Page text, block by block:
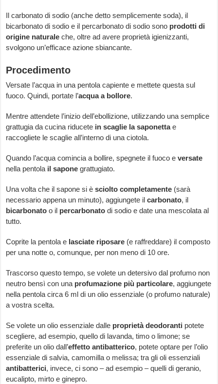
Il carbonato di sodio (anche detto semplicemente soda), il
bicarbonato di sodio e il percarbonato di sodio sono prodotti di
origine naturale che, oltre ad avere proprietà igienizzanti,
svolgono un’efficace azione sbiancante.
Procedimento
Versate l’acqua in una pentola capiente e mettete questa sul
fuoco. Quindi, portate l’acqua a bollore.
Mentre attendete l’inizio dell’ebollizione, utilizzando una semplice
grattugia da cucina riducete in scaglie la saponettae
raccogliete le scaglie all’interno di una ciotola.
Quando l’acqua comincia a bollire, spegnete il fuoco eversate
nella pentola il sapone grattugiato.
Una volta che il sapone si è sciolto completamente (sarà
necessario appena un minuto), aggiungete ilcarbonato, il
bicarbonato o il percarbonato di sodio e date una mescolata al
tutto.
Coprite la pentola e lasciate riposare (e raffreddare) il composto
per una notte o, comunque, per non meno di 10 ore.
Trascorso questo tempo, se volete un detersivo dal profumo non
neutro bensì con una profumazione più particolare, aggiungete
nella pentola circa 6 ml di un olio essenziale (o profumo naturale)
a vostra scelta.
Se volete un olio essenziale dalle proprietà deodoranti potete
scegliere, ad esempio, quello di lavanda, timo o limone; se
preferite un olio dall’effetto antibatterico, potete optare per l’olio
essenziale di salvia, camomilla o melissa; tra gli oli essenziali
antibatterici, invece, ci sono – ad esempio – quelli di geranio,
eucalipto, mirto e ginepro.